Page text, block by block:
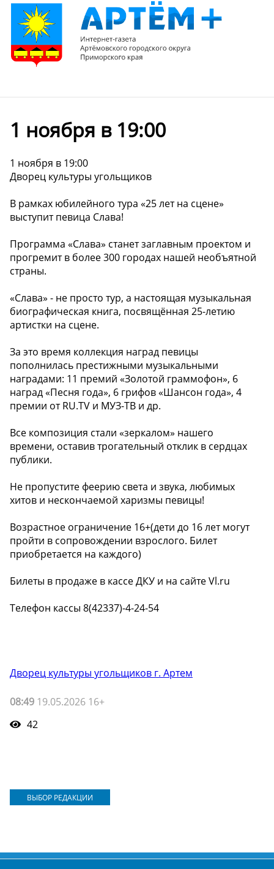
1 ноября в 19:00
1 ноября в 19:00
Дворец культуры угольщиков
В рамках юбилейного тура «25 лет на сцене»
выступит певица Слава!
Программа «Слава» станет заглавным проектом и
прогремит в более 300 городах нашей необъятной
страны.
«Слава» - не просто тур, а настоящая музыкальная
биографическая книга, посвящённая 25-летию
артистки на сцене.
За это время коллекция наград певицы
пополнилась престижными музыкальными
наградами: 11 премий «Золотой граммофон», 6
наград «Песня года», 6 грифов «Шансон года», 4
премии от RU.TV и МУЗ-ТВ и др.
Все композиция стали «зеркалом» нашего
времени, оставив трогательный отклик в сердцах
публики.
Не пропустите феерию света и звука, любимых
хитов и нескончаемой харизмы певицы!
Возрастное ограничение 16+(дети до 16 лет могут
пройти в сопровождении взрослого. Билет
приобретается на каждого)
Билеты в продаже в кассе ДКУ и на сайте Vl.ru
️Телефон кассы 8(42337)-4-24-54
Дворец культуры угольщиков г. Артем
08:49 19.05.2026 16+
42
ВЫБОР РЕДАКЦИИ